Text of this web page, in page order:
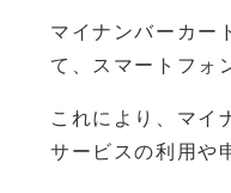
マイナンバーカー
て、スマートフォ
これにより、マイ
サービスの利用や